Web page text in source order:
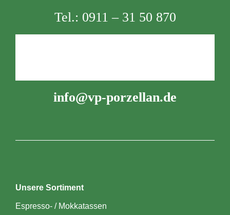
Tel.: 0911 – 31 50 870
info@vp-porzellan.de
Unsere Sortiment
Espresso- / Mokkatassen